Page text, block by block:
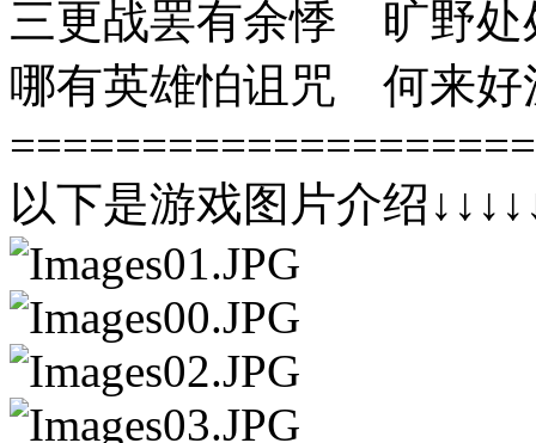
三更战罢有余悸 旷野
哪有英雄怕诅咒 何来
以下是游戏图片介绍